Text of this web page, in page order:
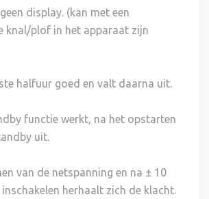
display. (kan met een
knal/plof in het apparaat zijn
halfuur goed en valt daarna uit.
functie werkt, na het opstarten
uit.
van de netspanning en na ± 10
herhaalt zich de klacht.